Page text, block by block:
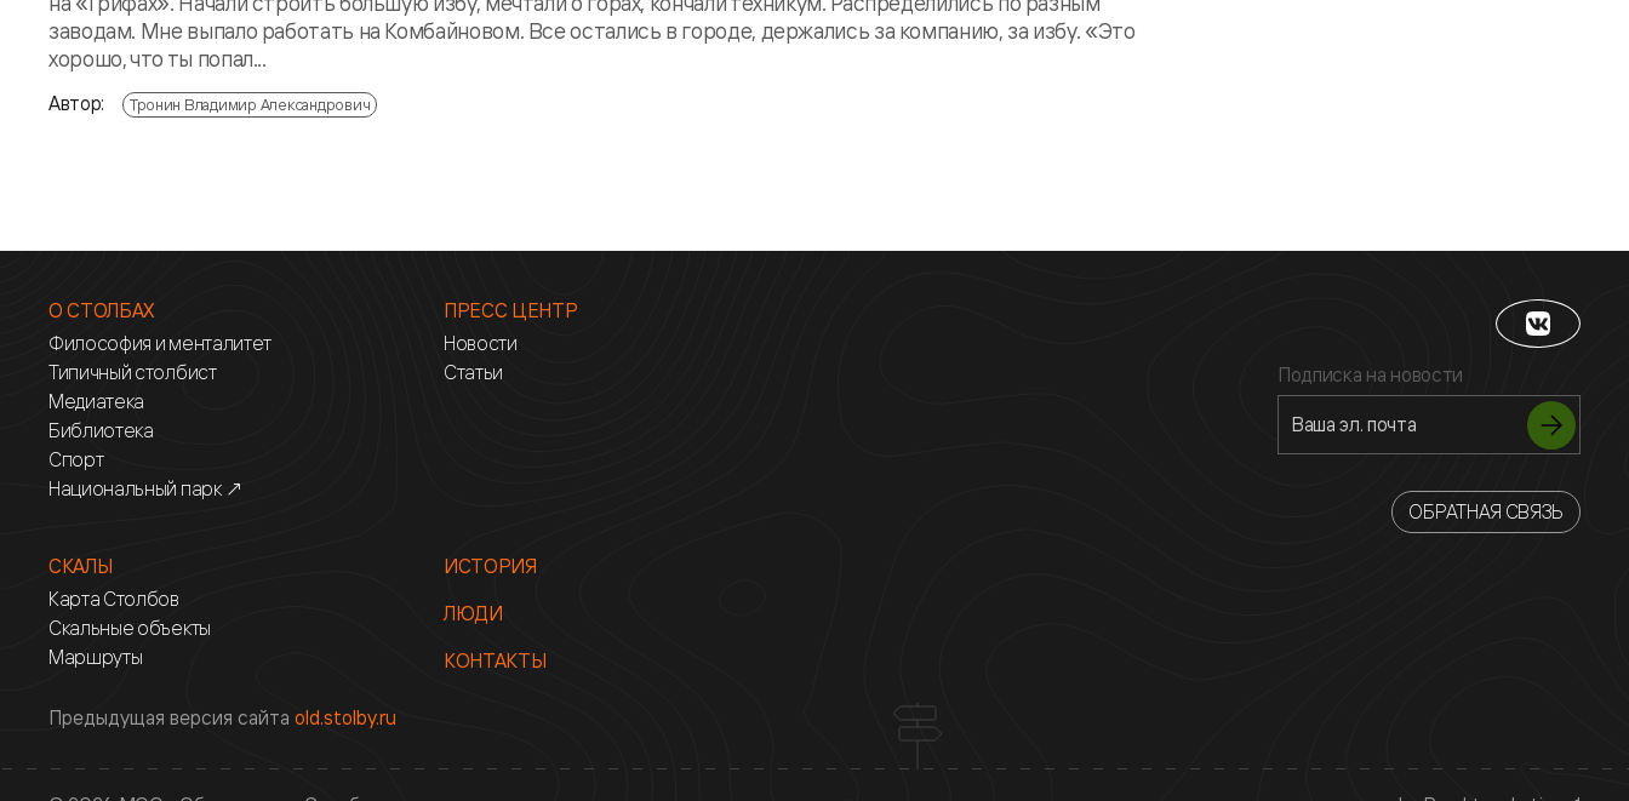
заводам. Мне выпало работать на Комбайновом. Все остались в городе, держались за компанию, за избу. «Это
хорошо, что ты попал...
Автор: Тронин Владимир Александрович
О СТОЛБАХ
Философия и менталитет
Типичный столбист
Медиатека
Библиотека
Спорт
Национальный парк ↗
ПРЕСС ЦЕНТР
Новости
Статьи
СКАЛЫ
Карта Столбов
Скальные объекты
Маршруты
ИСТОРИЯ
ЛЮДИ
КОНТАКТЫ
Подписка на новости
ОБРАТНАЯ СВЯЗЬ
Предыдущая версия сайта old.stolby.ru